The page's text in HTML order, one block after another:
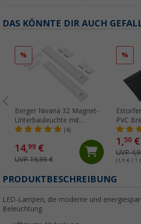
DAS KÖNNTE DIR AUCH
%
Berger Nivaria 32 Magnet-
Unterbauleuchte mit
Bewegungssensor 2er-Set
(4)
14,99 €
UVP 19,99 €
%
PVC
1,50€
UVP
(1,50€ / 1
PRODUKTBESCHREIBUNG
LED-Lampen, die moderne und
Beleuchtung.